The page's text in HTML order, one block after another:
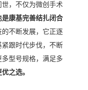
，不仅为微创手术
是康基完善结扎闭合
的不断发展，它正逐
跟时代步伐，不断
型号规格，满足多
之选。